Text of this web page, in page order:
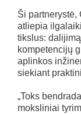
Ši partnerystė,
atliepia
tikslus:
kompetencijų
aplinkos
siekiant
„Toks
moksliniai